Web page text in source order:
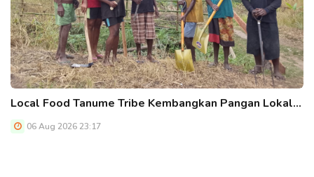
Local Food Tanume Tribe Kembangkan Pangan Lokal…
06 Aug 2026 23:17